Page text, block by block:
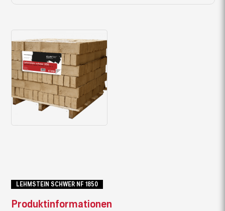
LEHMSTEIN SCHWER NF 1850
Produktinformationen